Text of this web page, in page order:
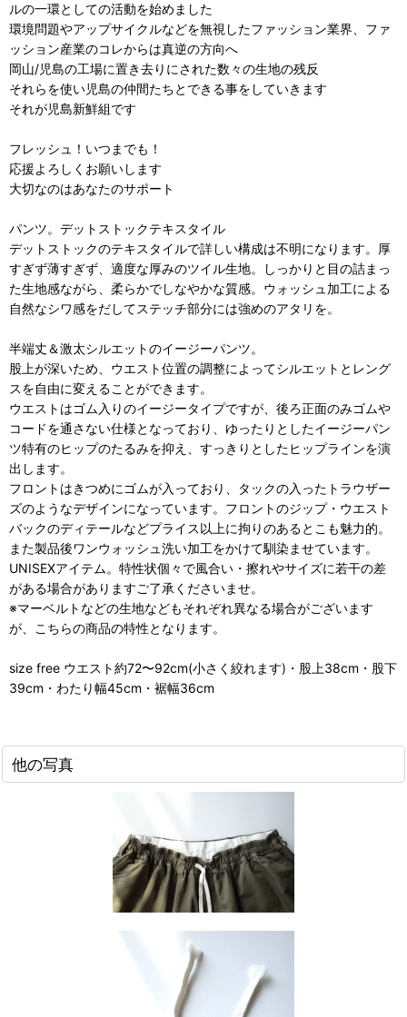
ルの一環としての活動を始めました
環境問題やアップサイクルなどを無視したファッション業界、ファ
ッション産業のコレからは真逆の方向へ
岡山/児島の工場に置き去りにされた数々の生地の残反
それらを使い児島の仲間たちとできる事をしていきます
それが児島新鮮組です
フレッシュ！いつまでも！
応援よろしくお願いします
大切なのはあなたのサポート
パンツ。デットストックテキスタイル
デットストックのテキスタイルで詳しい構成は不明になります。厚
すぎず薄すぎず、適度な厚みのツイル生地。しっかりと目の詰まっ
た生地感ながら、柔らかでしなやかな質感。ウォッシュ加工による
自然なシワ感をだしてステッチ部分には強めのアタリを。
半端丈＆激太シルエットのイージーパンツ。
股上が深いため、ウエスト位置の調整によってシルエットとレング
スを自由に変えることができます。
ウエストはゴム入りのイージータイプですが、後ろ正面のみゴムや
コードを通さない仕様となっており、ゆったりとしたイージーパン
ツ特有のヒップのたるみを抑え、すっきりとしたヒップラインを演
出します。
フロントはきつめにゴムが入っており、タックの入ったトラウザー
ズのようなデザインになっています。フロントのジップ・ウエスト
バックのディテールなどプライス以上に拘りのあるとこも魅力的。
また製品後ワンウォッシュ洗い加工をかけて馴染ませています。
UNISEXアイテム。特性状個々で風合い・擦れやサイズに若干の差
がある場合がありますご了承くださいませ。
※マーベルトなどの生地などもそれぞれ異なる場合がございます
が、こちらの商品の特性となります。
size free ウエスト約72〜92cm(小さく絞れます)・股上38cm・股下
39cm・わたり幅45cm・裾幅36cm
他の写真